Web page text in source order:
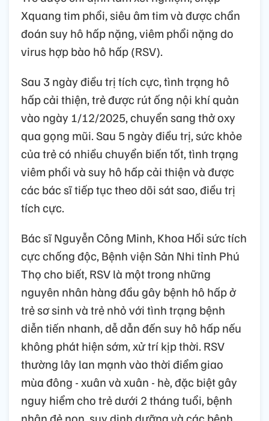
Xquang tim phổi, siêu âm tim và được chẩn
đoán suy hô hấp nặng, viêm phổi nặng do
virus hợp bào hô hấp (RSV).
Sau 3 ngày điều trị tích cực, tình trạng hô
hấp cải thiện, trẻ được rút ống nội khí quản
vào ngày 1/12/2025, chuyển sang thở oxy
qua gọng mũi. Sau 5 ngày điều trị, sức khỏe
của trẻ có nhiều chuyển biến tốt, tình trạng
viêm phổi và suy hô hấp cải thiện và được
các bác sĩ tiếp tục theo dõi sát sao, điều trị
tích cực.
Bác sĩ Nguyễn Công Minh, Khoa Hồi sức tích
cực chống độc, Bệnh viện Sản Nhi tỉnh Phú
Thọ cho biết, RSV là một trong những
nguyên nhân hàng đầu gây bệnh hô hấp ở
trẻ sơ sinh và trẻ nhỏ với tình trạng bệnh
diễn tiến nhanh, dễ dẫn đến suy hô hấp nếu
không phát hiện sớm, xử trí kịp thời. RSV
thường lây lan mạnh vào thời điểm giao
mùa đông - xuân và xuân - hè, đặc biệt gây
nguy hiểm cho trẻ dưới 2 tháng tuổi, bệnh